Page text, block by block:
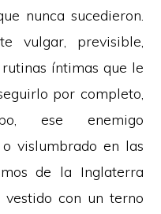
nunca sucedieron.
vulgar, previsible,
íntimas que le
por completo,
ese enemigo
o vislumbrado en las
de la Inglaterra
vestido con un terno